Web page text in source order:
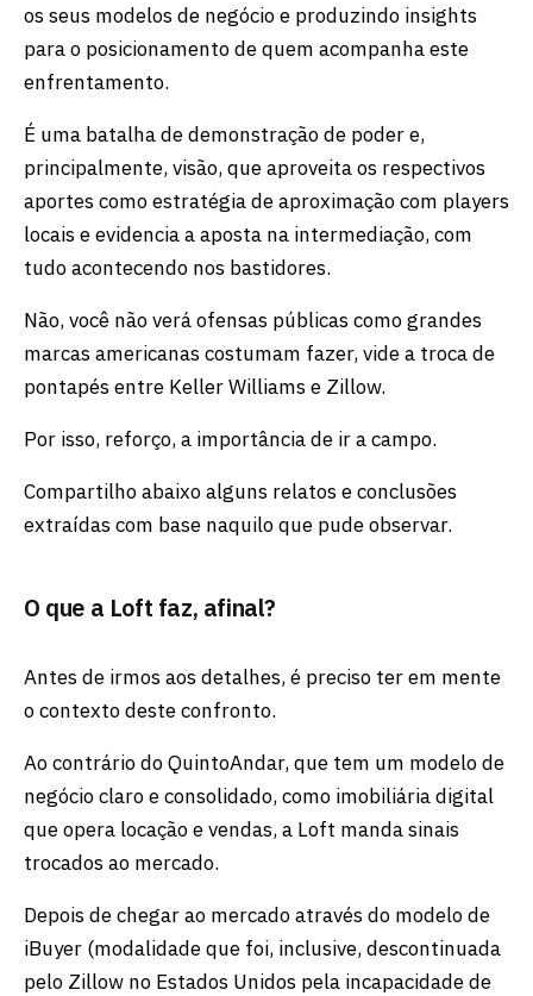
os seus modelos de negócio e produzindo insights
para o posicionamento de quem acompanha este
enfrentamento.
É uma batalha de demonstração de poder e,
principalmente, visão, que aproveita os respectivos
aportes como estratégia de aproximação com players
locais e evidencia a aposta na intermediação, com
tudo acontecendo nos bastidores.
Não, você não verá ofensas públicas como grandes
marcas americanas costumam fazer, vide a troca de
pontapés entre Keller Williams e Zillow.
Por isso, reforço, a importância de ir a campo.
Compartilho abaixo alguns relatos e conclusões
extraídas com base naquilo que pude observar.
O que a Loft faz, afinal?
Antes de irmos aos detalhes, é preciso ter em mente
o contexto deste confronto.
Ao contrário do QuintoAndar, que tem um modelo de
negócio claro e consolidado, como imobiliária digital
que opera locação e vendas, a Loft manda sinais
trocados ao mercado.
Depois de chegar ao mercado através do modelo de
iBuyer (modalidade que foi, inclusive, descontinuada
pelo Zillow no Estados Unidos pela incapacidade de